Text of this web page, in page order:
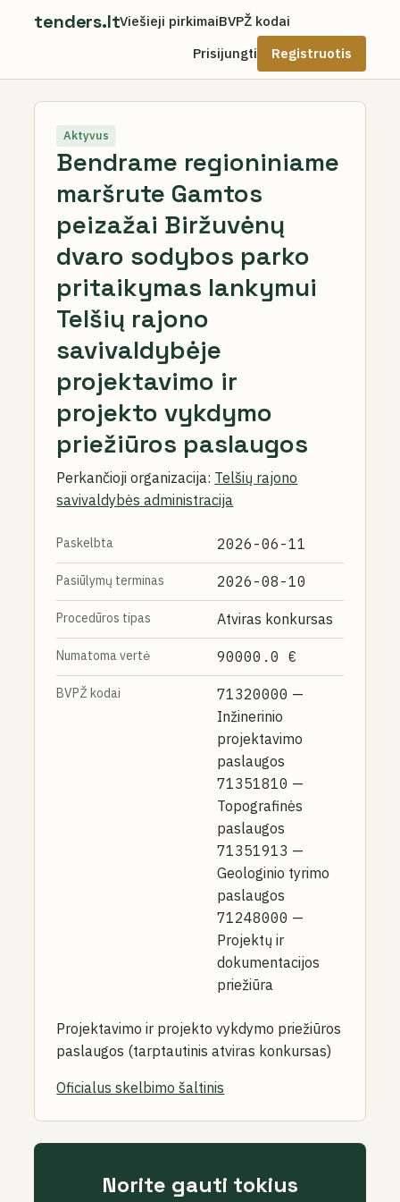
tenders.ltViešieji pirkimaiBVPŽ kodai
Prisijungti
Registruotis
Aktyvus
Bendrame regioniniame
maršrute Gamtos
peizažai Biržuvėnų
dvaro sodybos parko
pritaikymas lankymui
Telšių rajono
savivaldybėje
projektavimo ir
projekto vykdymo
priežiūros paslaugos
Perkančioji organizacija: Telšių rajono
savivaldybės administracija
Paskelbta 2026-06-11
Pasiūlymų terminas 2026-08-10
Procedūros tipas Atviras konkursas
Numatoma vertė 90000.0 €
BVPŽ kodai 71320000 —
Inžinerinio
projektavimo
paslaugos
71351810 —
Topografinės
paslaugos
71351913 —
Geologinio tyrimo
paslaugos
71248000 —
Projektų ir
dokumentacijos
priežiūra
Projektavimo ir projekto vykdymo priežiūros
paslaugos (tarptautinis atviras konkursas)
Oficialus skelbimo šaltinis
Norite gauti tokius